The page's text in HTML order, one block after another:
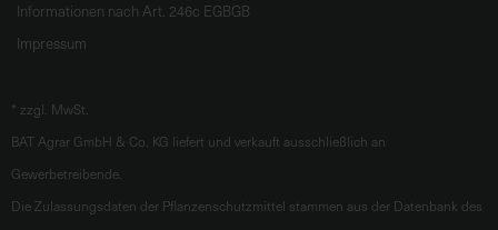
Informationen nach Art. 246c EGBGB
Impressum
* zzgl. MwSt.
BAT Agrar GmbH & Co. KG liefert und verkauft ausschließlich an
Gewerbetreibende.
Die Zulassungsdaten der Pflanzenschutzmittel stammen aus der Datenbank des